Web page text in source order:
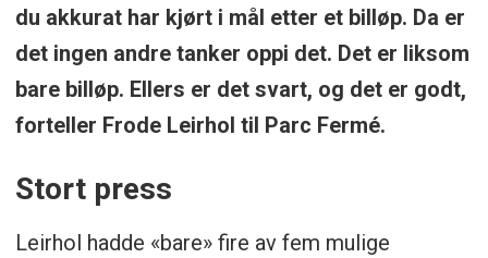
du akkurat har kjørt i mål etter et billøp. Da er
det ingen andre tanker oppi det. Det er liksom
bare billøp. Ellers er det svart, og det er godt,
forteller Frode Leirhol til Parc Fermé.
Stort press
Leirhol hadde «bare» fire av fem mulige